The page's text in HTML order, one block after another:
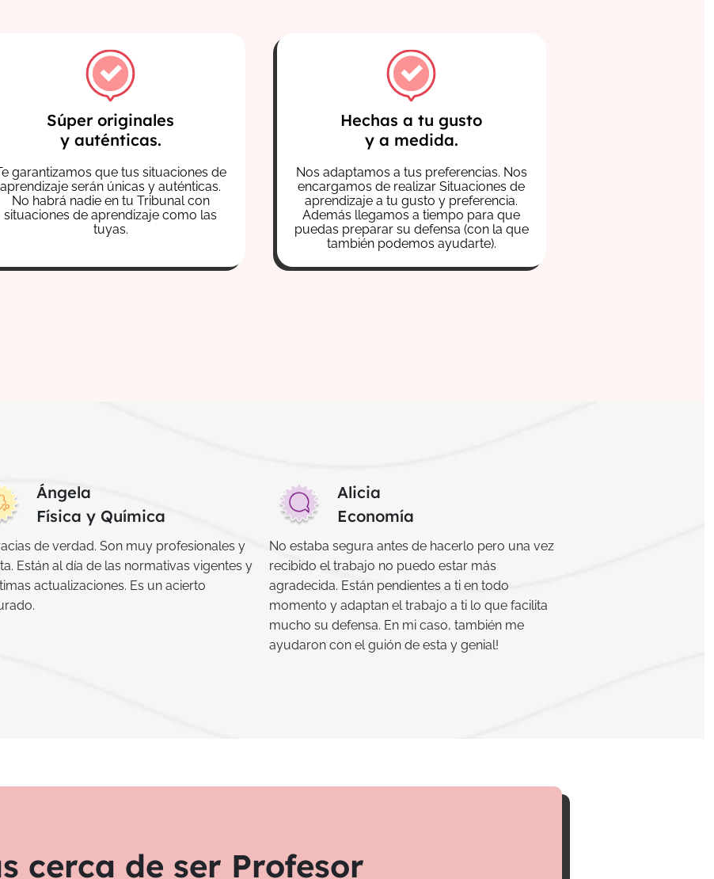
Súper originales
y auténticas.
garantizamos que tus situaciones de
aprendizaje serán únicas y auténticas.
No habrá nadie en tu Tribunal con
situaciones de aprendizaje como las
tuyas.
Hechas a tu gusto
y a medida.
Nos adaptamos a tus preferencias. Nos
encargamos de realizar Situaciones de
aprendizaje a tu gusto y preferencia.
Además llegamos a tiempo para que
puedas preparar su defensa (con la que
también podemos ayudarte).
Ángela
Física y Química
de verdad. Son muy profesionales y
Están al día de las normativas vigentes y
actualizaciones. Es un acierto
Alicia
Economía
No estaba segura antes de hacerlo pero una vez
recibido el trabajo no puedo estar más
agradecida. Están pendientes a ti en todo
momento y adaptan el trabajo a ti lo que facilita
mucho su defensa. En mi caso, también me
ayudaron con el guión de esta y genial!
cerca de ser Profesor